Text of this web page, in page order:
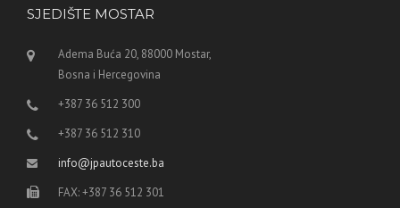
SJEDIŠTE MOSTAR
Adema Buća 20, 88000 Mostar,
Bosna i Hercegovina
+387 36 512 300
+387 36 512 310
info@jpautoceste.ba
FAX: +387 36 512 301